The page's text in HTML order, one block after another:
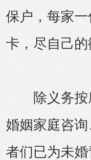
保户，每家
卡，尽自己
除义务按摩
婚姻家庭咨
者们已为未